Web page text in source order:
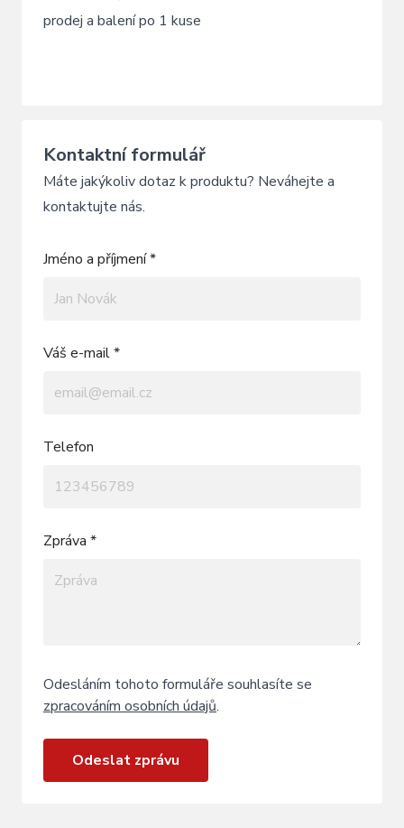
prodej a balení po 1 kuse
Kontaktní formulář
Máte jakýkoliv dotaz k produktu? Neváhejte a
kontaktujte nás.
Jméno a příjmení *
Váš e-mail *
Telefon
Zpráva *
Odesláním tohoto formuláře souhlasíte se
zpracováním osobních údajů.
Odeslat zprávu